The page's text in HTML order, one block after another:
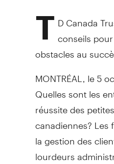
T D Canada
conseils
obstacles au
MONTRÉAL, le 5
Quelles sont les
réussite des
canadiennes? Les
la gestion des
lourdeurs